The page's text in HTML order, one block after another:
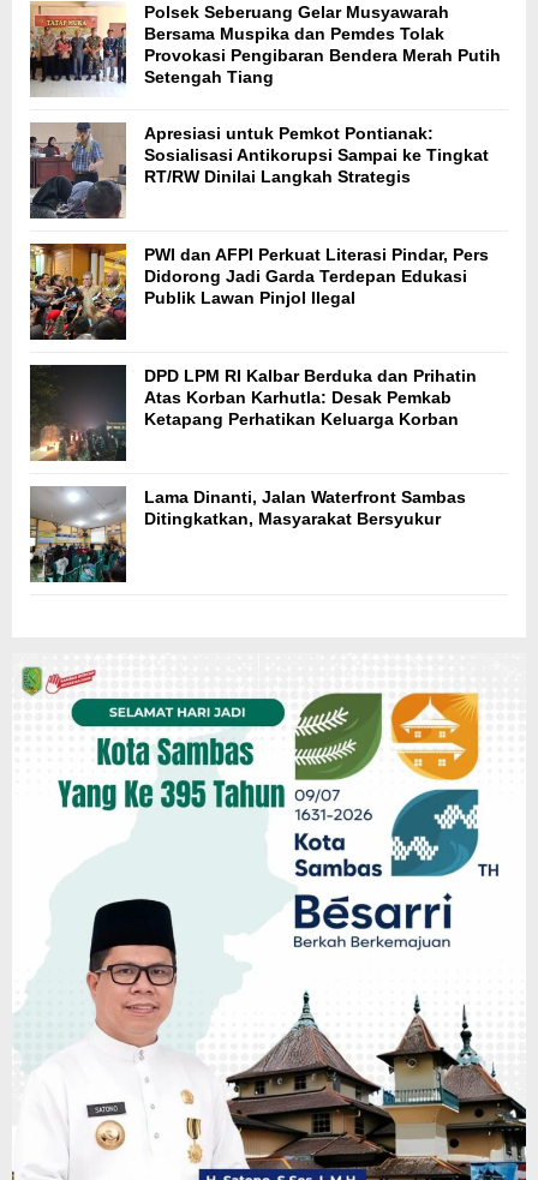
Polsek Seberuang Gelar Musyawarah
Bersama Muspika dan Pemdes Tolak
Provokasi Pengibaran Bendera Merah Putih
Setengah Tiang
Apresiasi untuk Pemkot Pontianak:
Sosialisasi Antikorupsi Sampai ke Tingkat
RT/RW Dinilai Langkah Strategis
PWI dan AFPI Perkuat Literasi Pindar, Pers
Didorong Jadi Garda Terdepan Edukasi
Publik Lawan Pinjol Ilegal
DPD LPM RI Kalbar Berduka dan Prihatin
Atas Korban Karhutla: Desak Pemkab
Ketapang Perhatikan Keluarga Korban
Lama Dinanti, Jalan Waterfront Sambas
Ditingkatkan, Masyarakat Bersyukur